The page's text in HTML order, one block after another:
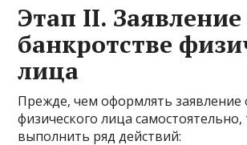
Этап II. Заявление
банкротстве
лица
Прежде, чем оформлять заявление
физического лица самостоятельно,
выполнить ряд действий: